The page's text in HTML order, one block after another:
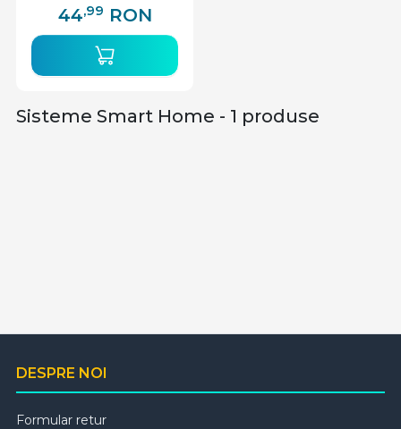
44,99 RON
Sisteme Smart Home - 1 produse
DESPRE NOI
Formular retur